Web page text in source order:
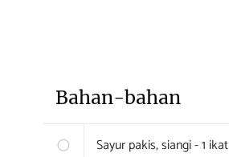
Bahan-bahan
Sayur pakis, siangi - 1 ikat